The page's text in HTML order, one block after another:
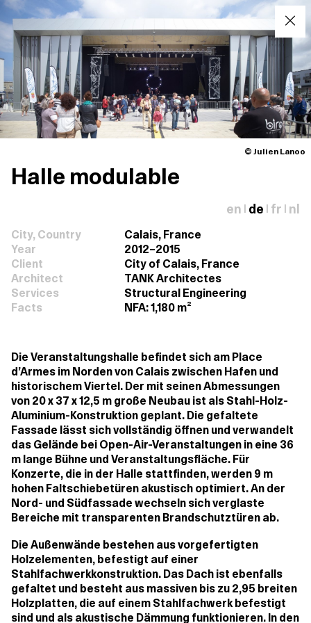
© Julien Lanoo
Halle modulable
en de fr nl
City, Country
Calais, France
Year
2012–2015
Client
City of Calais, France
Architect
TANK Architectes
Services
Structural Engineering
Facts
NFA: 1,180 m²
Die Veranstaltungshalle befindet sich am Place
d’Armes im Norden von Calais zwischen Hafen und
historischem Viertel. Der mit seinen Abmessungen
von 20 x 37 x 12,5 m große Neubau ist als Stahl-Holz-
Aluminium-Konstruktion geplant. Die gefaltete
Fassade lässt sich vollständig öffnen und verwandelt
das Gelände bei Open-Air-Veranstaltungen in eine 36
m lange Bühne und Veranstaltungsfläche. Für
Konzerte, die in der Halle stattfinden, werden 9 m
hohen Faltschiebetüren akustisch optimiert. An der
Nord- und Südfassade wechseln sich verglaste
Bereiche mit transparenten Brandschutztüren ab.
Die Außenwände bestehen aus vorgefertigten
Holzelementen, befestigt auf einer
Stahlfachwerkkonstruktion. Das Dach ist ebenfalls
gefaltet und besteht aus massiven bis zu 2,95 breiten
Holzplatten, die auf einem Stahlfachwerk befestigt
sind und als akustische Dämmung funktionieren. In den